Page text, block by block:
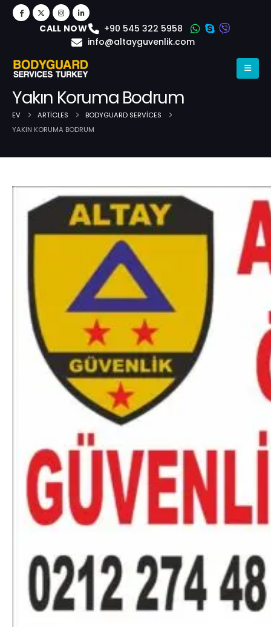
CALL NOW
+90 545 322 5958
info@altayguvenlik.com
Yakın Koruma Bodrum
EV ARTICLES
BODYGUARD SERVICES
YAKIN KORUMA BODRUM
Post Single